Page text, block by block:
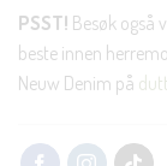
PSST! Besøk også
beste innen
Neuw Denim på